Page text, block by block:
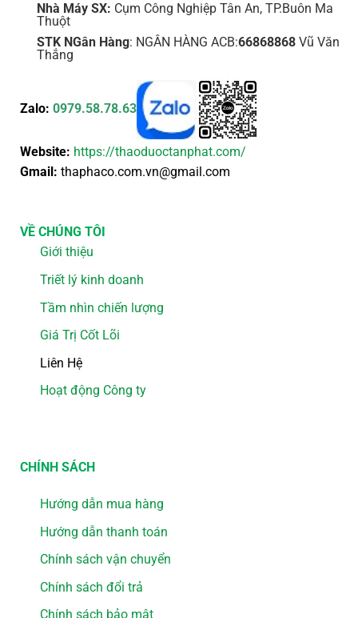
Nhà Máy SX: Cụm Công Nghiệp Tân An, TP.Buôn Ma
Thuột
STK NGân Hàng: NGÂN HÀNG ACB:66868868Vũ Văn
Thắng
Zalo: 0979.58.78.63
Website: https://thaoduoctanphat.com/
Gmail: thaphaco.com.vn@gmail.com
VỀ CHÚNG TÔI
Giới thiệu
Triết lý kinh doanh
Tầm nhìn chiến lượng
Giá Trị Cốt Lõi
Liên Hệ
Hoạt động Công ty
CHÍNH SÁCH
Hướng dẫn mua hàng
Hướng dẫn thanh toán
Chính sách vận chuyển
Chính sách đổi trả
Chính sách bảo mật